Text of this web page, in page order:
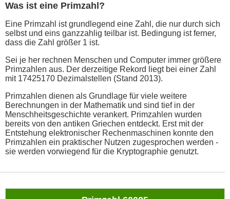
Was ist eine Primzahl?
Eine Primzahl ist grundlegend eine Zahl, die nur durch sich
selbst und eins ganzzahlig teilbar ist. Bedingung ist ferner,
dass die Zahl größer 1 ist.
Sei je her rechnen Menschen und Computer immer größere
Primzahlen aus. Der derzeitige Rekord liegt bei einer Zahl
mit 17425170 Dezimalstellen (Stand 2013).
Primzahlen dienen als Grundlage für viele weitere
Berechnungen in der Mathematik und sind tief in der
Menschheitsgeschichte verankert. Primzahlen wurden
bereits von den antiken Griechen entdeckt. Erst mit der
Entstehung elektronischer Rechenmaschinen konnte den
Primzahlen ein praktischer Nutzen zugesprochen werden -
sie werden vorwiegend für die Kryptographie genutzt.